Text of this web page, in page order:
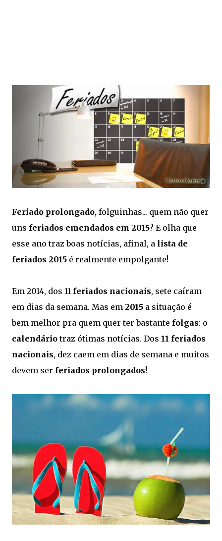
Feriado prolongado, folguinhas... quem não quer
uns feriados emendados em 2015? E olha que
esse ano traz boas notícias, afinal, a lista de
feriados 2015 é realmente empolgante!
Em 2014, dos 11 feriados nacionais, sete caíram
em dias da semana. Mas em 2015 a situação é
bem melhor pra quem quer ter bastante folgas: o
calendáriotraz ótimas notícias. Dos 11 feriados
nacionais, dez caem em dias de semana e muitos
devem ser feriados prolongados!